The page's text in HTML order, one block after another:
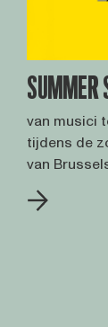
SUMMER
van musici
tijdens de
van